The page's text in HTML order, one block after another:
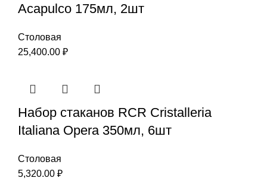
Acapulco 175мл, 2шт
Столовая
25,400.00 ₽
Набор стаканов RCR Cristalleria
Italiana Opera 350мл, 6шт
Столовая
5,320.00 ₽